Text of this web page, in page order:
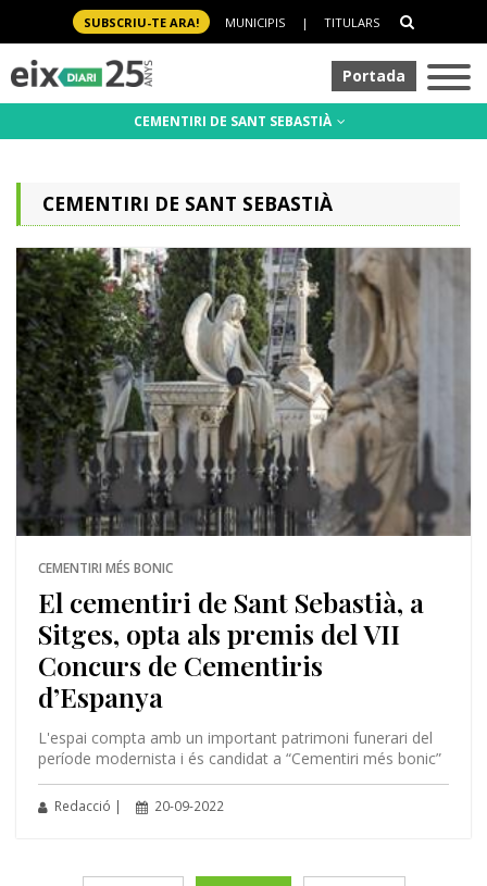
SUBSCRIU-TE ARA! MUNICIPIS | TITULARS
Portada
CEMENTIRI DE SANT SEBASTIÀ
CEMENTIRI DE SANT SEBASTIÀ
CEMENTIRI MÉS BONIC
El cementiri de Sant Sebastià, a
Sitges, opta als premis del VII
Concurs de Cementiris
d’Espanya
L'espai compta amb un important patrimoni funerari del
període modernista i és candidat a “Cementiri més bonic”
Redacció | 20-09-2022